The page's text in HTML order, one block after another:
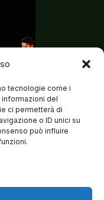
tecnologie come i
del
ci permetterà di
o ID unici su
può influire